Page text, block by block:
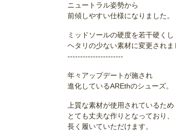
ニュートラル姿勢から
前傾しやすい仕様になりました。
ミッドソールの硬度を若干硬くし
ヘタリの少ない素材に変更されま
----------------------
年々アップデートが施され
進化しているAREthのシューズ。
上質な素材が使用されているため
とても丈夫な作りとなっており、
長く履いていただけます。